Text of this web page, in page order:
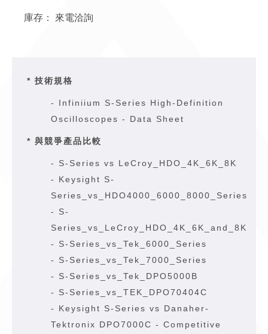
庫存： 來電洽詢
* 技術規格
- Infiniium S-Series High-Definition
Oscilloscopes - Data Sheet
* 與競爭產品比較
- S-Series vs LeCroy_HDO_4K_6K_8K
- Keysight S-
Series_vs_HDO4000_6000_8000_Series
- S-
Series_vs_LeCroy_HDO_4K_6K_and_8K
- S-Series_vs_Tek_6000_Series
- S-Series_vs_Tek_7000_Series
- S-Series_vs_Tek_DPO5000B
- S-Series_vs_TEK_DPO70404C
- Keysight S-Series vs Danaher-
Tektronix DPO7000C - Competitive